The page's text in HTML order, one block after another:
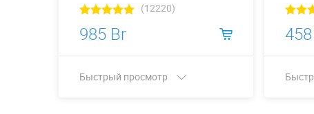
(12220)
985 Br
Быстрый просмотр